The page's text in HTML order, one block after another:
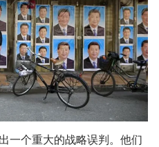
一个重大的战略误判。他们